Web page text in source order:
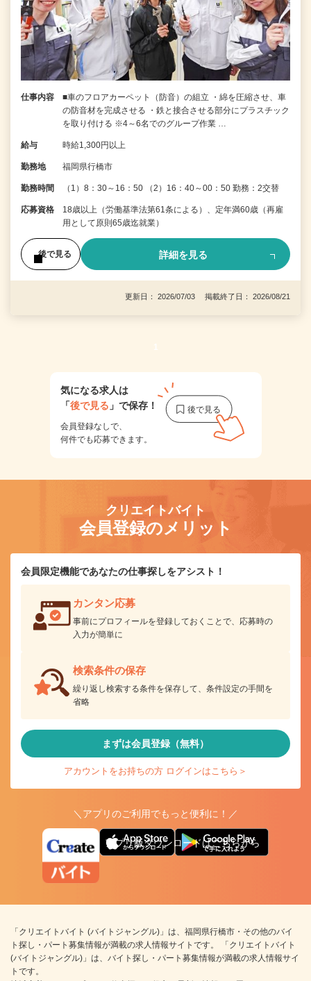
仕事内容
■車のフロアカーペット（防音）の組立 ・綿を圧縮させ、車
の防音材を完成させる ・鉄と接合させる部分にプラスチック
を取り付ける ※4～6名でのグループ作業 …
給与 時給1,300円以上
勤務地 福岡県行橋市
勤務時間 （1）8：30～16：50 （2）16：40～00：50 勤務：2交替
応募資格
18歳以上（労働基準法第61条による）、定年満60歳（再雇
用として原則65歳迄就業）
後で見る 詳細を見る
更新日： 2026/07/03 掲載終了日： 2026/08/21
1
気になる求人は
「後で見る 」で保存！
会員登録なしで、
何件でも応募できます。
クリエイトバイト
会員登録のメリット
会員限定機能であなたの仕事探しをアシスト！
カンタン応募
事前にプロフィールを登録しておくことで、応募時の
入力が簡単に
検索条件の保存
繰り返し検索する条件を保存して、条件設定の手間を
省略
まずは会員登録（無料）
アカウントをお持ちの方 ログインはこちら＞
＼アプリのご利用でもっと便利に！／
アプリ版ダウンロードはこちらから
「クリエイトバイト (バイトジャングル)」は、福岡県行橋市・その他のバイ
ト探し・パート募集情報が満載の求人情報サイトです。 「クリエイトバイト
(バイトジャングル)」は、バイト探し・パート募集情報が満載の求人情報サイ
トです。